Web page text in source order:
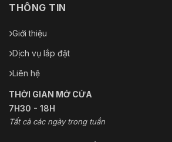
THÔNG TIN
Giới thiệu
Dịch vụ lắp đặt
Liên hệ
THỜI GIAN MỞ CỬA
7H30 - 18H
Tất cả các ngày trong tuần